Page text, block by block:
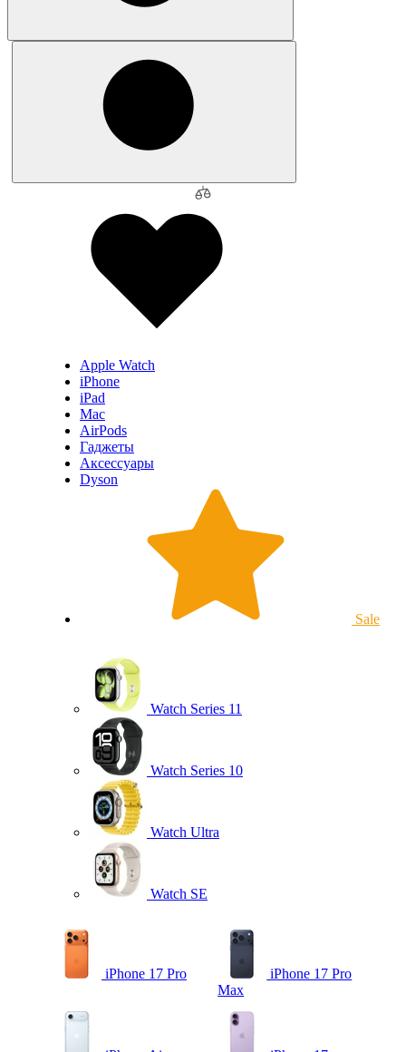
Apple Watch
iPhone
iPad
Mac
AirPods
Гаджеты
Аксессуары
Dyson
Sale
Watch Series 11
Watch Series 10
Watch Ultra
Watch SE
iPhone 17 Pro
iPhone 17 Pro
Max